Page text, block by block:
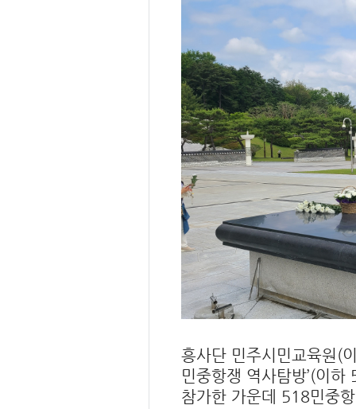
흥사단 민주시민교육원(
민중항쟁 역사탐방’(이
참가한 가운데 518민중